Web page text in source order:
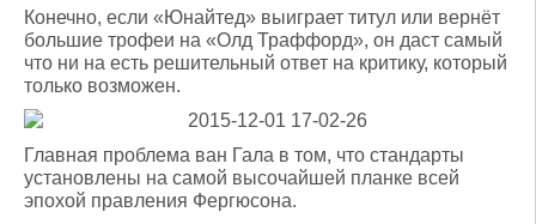
Конечно, если «Юнайтед» выиграет титул или вернёт
большие трофеи на «Олд Траффорд», он даст самый
что ни на есть решительный ответ на критику, который
только возможен.
Главная проблема ван Гала в том, что стандарты
установлены на самой высочайшей планке всей
эпохой правления Фергюсона.